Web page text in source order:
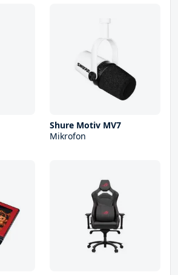
Shure Motiv MV7
Mikrofon